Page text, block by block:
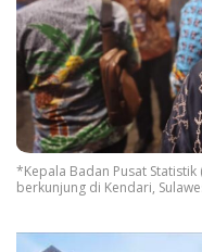
*Kepala Badan Pusat Statistik
berkunjung di Kendari,